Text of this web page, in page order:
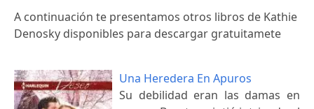
A continuación te presentamos otros libros de Kathie
Denosky disponibles para descargar gratuitamete
Una Heredera En Apuros
Su debilidad eran las damas en